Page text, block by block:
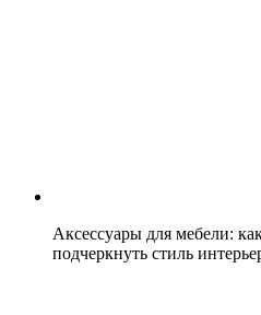
Аксессуары для мебели:
подчеркнуть стиль